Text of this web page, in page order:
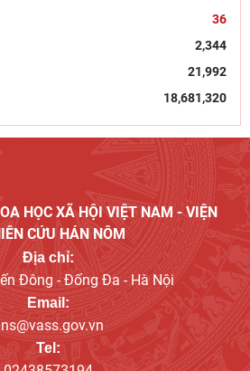
kỷ nguyên số
Phan Đình Phùng - lãnh tụ phong
Pháp
36
2,344
21,992
18,681,320
HỌC XÃ HỘI VIỆT NAM - VIỆN
CỨU HÁN NÔM
Địa chỉ:
Đông - Đống Đa - Hà Nội
Email:
Tel: